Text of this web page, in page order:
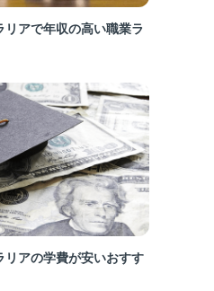
リアで年収の高い職業ラ
リアの学費が安いおすす